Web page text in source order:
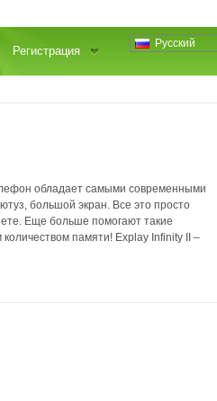
Русский
Регистрация
обладает самыми современными
большой экран. Все это просто
Еще больше помогают такие
количеством памяти! Explay Infinity II –